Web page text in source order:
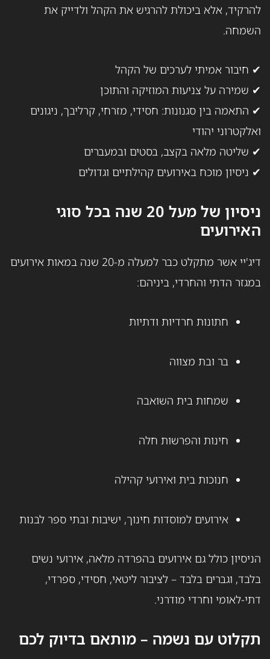
להרקיד, אלא ביכולת להרגיש את הקהל ולדייק את
השמחה.
✔ חיבור אמיתי לערכים של הקהל
✔ שמירה על צניעות המוזיקה והתוכן
✔ התאמה בין סגנונות: חסידי, מזרחי, קרליבך, ניגונים
ואלקטרוני יהודי
✔ שליטה מלאה בקצב, בסטים ובמעברים
✔ ניסיון מוכח באירועים קהילתיים וגדולים
ניסיון של מעל 20 שנה בכל סוגי
האירועים
דיג'יי אשר מתקלט כבר למעלה מ-20 שנה במאות אירועים
במגזר הדתי והחרדי, ביניהם:
חתונות חרדיות ודתיות
בר ובת מצווה
שמחות בית השואבה
חינות והפרשות חלה
חנוכות בית ואירועי קהילה
אירועים למוסדות חינוך, ישיבות ובתי ספר לבנות
הניסיון כולל גם אירועים בהפרדה מלאה, אירועי נשים
בלבד, וגברים בלבד – לציבור ליטאי, חסידי, ספרדי,
דתי-לאומי וחרדי מודרני.
תקלוט עם נשמה – מותאם בדיוק לכם